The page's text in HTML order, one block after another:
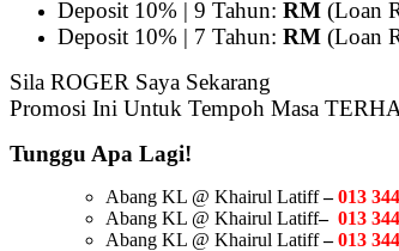
Deposit 10% | 9 Tahun: RM (Loan
Deposit 10% | 7 Tahun: RM (Loan
Sila ROGER Saya Sekarang
Promosi Ini Untuk Tempoh Masa
Tunggu Apa Lagi!
Abang KL @ Khairul Latiff–013
Abang KL @ Khairul Latiff– 013
Abang KL @ Khairul Latiff–013